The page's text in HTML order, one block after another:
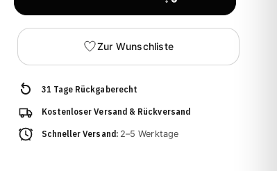
Zur Wunschliste
31 Tage Rückgaberecht
Kostenloser Versand & Rückversand
Schneller Versand: 2–5 Werktage